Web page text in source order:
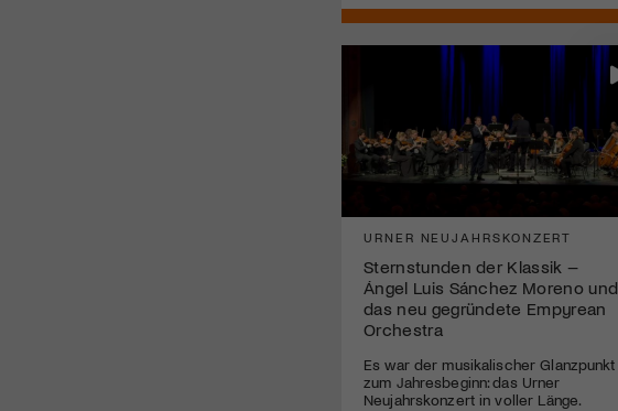
URNER NEUJAHRSKONZERT
Sternstunden der Klassik –
Ángel Luis Sánchez Moreno und
das neu gegründete Empyrean
Orchestra
Es war der musikalischer Glanzpunkt
zum Jahresbeginn: das Urner
Neujahrskonzert in voller Länge.